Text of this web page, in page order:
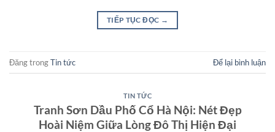
TIẾP TỤC ĐỌC →
Đăng trongTin tức Để lại bình luận
TIN TỨC
Tranh Sơn Dầu Phố Cổ Hà Nội: Nét Đẹp
Hoài Niệm Giữa Lòng Đô Thị Hiện Đại